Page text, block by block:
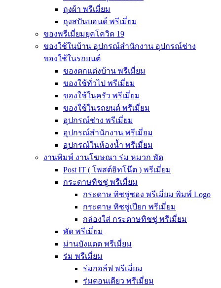
ถุงผ้า พรีเมี่ยม
ถุงสปันบอนด์ พรีเมี่ยม
ของพรีเมี่ยมยุคโควิด 19
ของใช้ในบ้าน อุปกรณ์สำนักงาน อุปกรณ์ช่าง
ของใช้ในรถยนต์
ของตกแต่งบ้าน พรีเมี่ยม
ของใช้ทั่วไป พรีเมี่ยม
ของใช้ในครัว พรีเมี่ยม
ของใช้ในรถยนต์ พรีเมี่ยม
อุปกรณ์ช่าง พรีเมี่ยม
อุปกรณ์สำนักงาน พรีเมี่ยม
อุปกรณ์ในห้องน้ำ พรีเมี่ยม
งานพิมพ์ งานโฆษณา ร่ม หมวก พัด
Post IT ( โพสต์อิทโน๊ต ) พรีเมี่ยม
กระดาษทิชชู่ พรีเมี่ยม
กระดาษ ทิชชู่ซอง พรีเมี่ยม พิมพ์ Logo
กระดาษ ทิชชู่เปียก พรีเมี่ยม
กล่องใส่ กระดาษทิชชู่ พรีเมี่ยม
พัด พรีเมี่ยม
ม่านบังแดด พรีเมี่ยม
ร่ม พรีเมี่ยม
ร่มกอล์ฟ พรีเมี่ยม
ร่มตอนเดียว พรีเมี่ยม